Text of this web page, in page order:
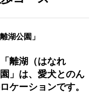
湖公園」
「離湖（はなれ
」 は、愛犬とのん
ケーションです。